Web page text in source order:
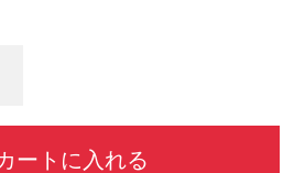
ートに入れる